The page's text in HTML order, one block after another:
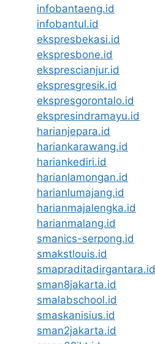
infobantaeng.id
infobantul.id
ekspresbekasi.id
ekspresbone.id
eksprescianjur.id
ekspresgresik.id
ekspresgorontalo.id
ekspresindramayu.id
harianjepara.id
hariankarawang.id
hariankediri.id
harianlamongan.id
harianlumajang.id
harianmajalengka.id
harianmalang.id
smanics-serpong.id
smakstlouis.id
smapraditadirgantara.id
sman8jakarta.id
smalabschool.id
smaskanisius.id
sman2jakarta.id